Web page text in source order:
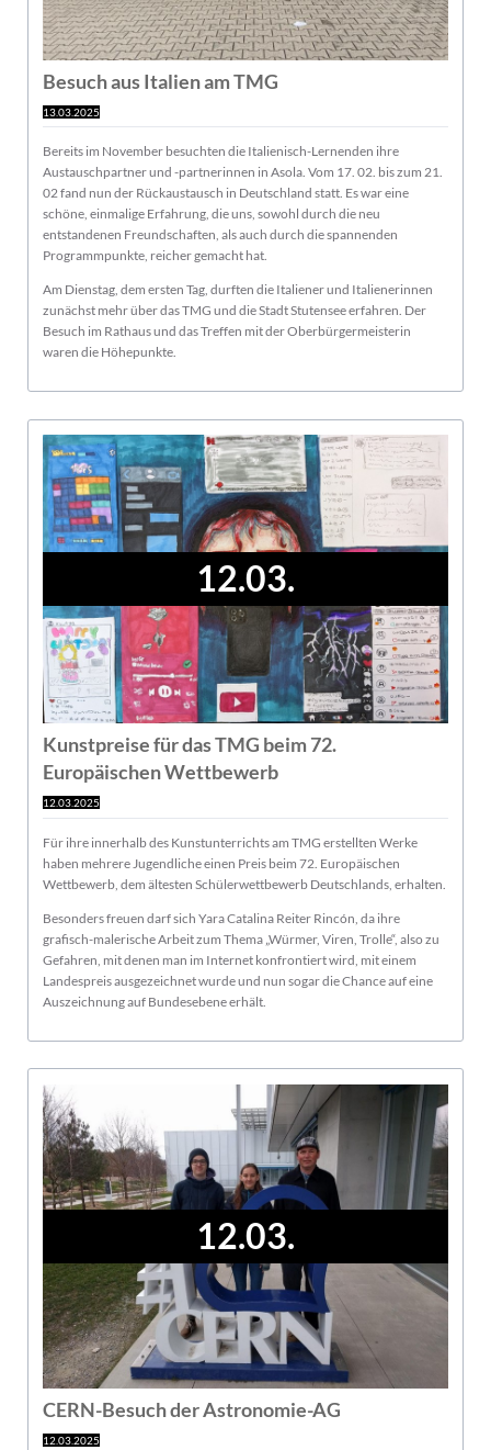
Besuch aus Italien am TMG
13.03.2025
Bereits im November besuchten die Italienisch-Lernenden ihre
Austauschpartner und -partnerinnen in Asola. Vom 17. 02. bis zum 21.
02 fand nun der Rückaustausch in Deutschland statt. Es war eine
schöne, einmalige Erfahrung, die uns, sowohl durch die neu
entstandenen Freundschaften, als auch durch die spannenden
Programmpunkte, reicher gemacht hat.
Am Dienstag, dem ersten Tag, durften die Italiener und Italienerinnen
zunächst mehr über das TMG und die Stadt Stutensee erfahren. Der
Besuch im Rathaus und das Treffen mit der Oberbürgermeisterin
waren die Höhepunkte.
12.03.
Kunstpreise für das TMG beim 72.
Europäischen Wettbewerb
12.03.2025
Für ihre innerhalb des Kunstunterrichts am TMG erstellten Werke
haben mehrere Jugendliche einen Preis beim 72. Europäischen
Wettbewerb, dem ältesten Schülerwettbewerb Deutschlands, erhalten.
Besonders freuen darf sich Yara Catalina Reiter Rincón, da ihre
grafisch-malerische Arbeit zum Thema „Würmer, Viren, Trolle“, also zu
Gefahren, mit denen man im Internet konfrontiert wird, mit einem
Landespreis ausgezeichnet wurde und nun sogar die Chance auf eine
Auszeichnung auf Bundesebene erhält.
12.03.
CERN-Besuch der Astronomie-AG
12.03.2025